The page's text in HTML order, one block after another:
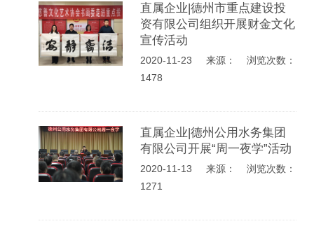
直属企业|德州市重点建设投
资有限公司组织开展财金文化
宣传活动
2020-11-23
来源： 浏览次数：
1478
直属企业|德州公用水务集团
有限公司开展“周一夜学”活动
2020-11-13
来源： 浏览次数：
1271